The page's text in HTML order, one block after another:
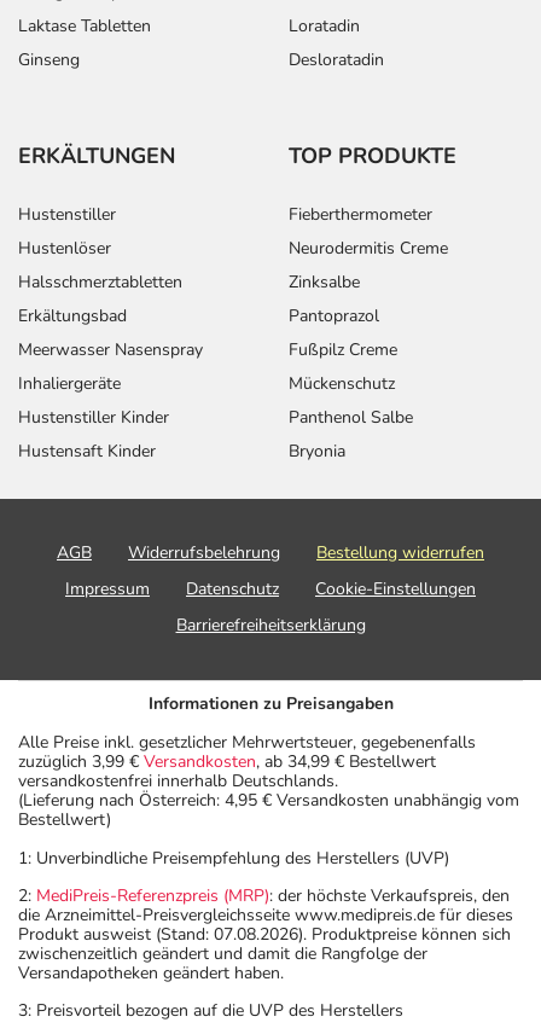
Laktase Tabletten
Ginseng
Loratadin
Desloratadin
ERKÄLTUNGEN
Hustenstiller
Hustenlöser
Halsschmerztabletten
Erkältungsbad
Meerwasser Nasenspray
Inhaliergeräte
Hustenstiller Kinder
Hustensaft Kinder
TOP PRODUKTE
Fieberthermometer
Neurodermitis Creme
Zinksalbe
Pantoprazol
Fußpilz Creme
Mückenschutz
Panthenol Salbe
Bryonia
AGB Widerrufsbelehrung
Bestellung widerrufen
Impressum
Datenschutz
Cookie-Einstellungen
Barrierefreiheitserklärung
Informationen zu Preisangaben
Alle Preise inkl. gesetzlicher Mehrwertsteuer, gegebenenfalls
zuzüglich 3,99 € Versandkosten, ab 34,99 € Bestellwert
versandkostenfrei innerhalb Deutschlands.
(Lieferung nach Österreich: 4,95 € Versandkosten unabhängig vom
Bestellwert)
1: Unverbindliche Preisempfehlung des Herstellers (UVP)
2: MediPreis-Referenzpreis (MRP): der höchste Verkaufspreis, den
die Arzneimittel-Preisvergleichsseite www.medipreis.de für dieses
Produkt ausweist (Stand: 07.08.2026). Produktpreise können sich
zwischenzeitlich geändert und damit die Rangfolge der
Versandapotheken geändert haben.
3: Preisvorteil bezogen auf die UVP des Herstellers